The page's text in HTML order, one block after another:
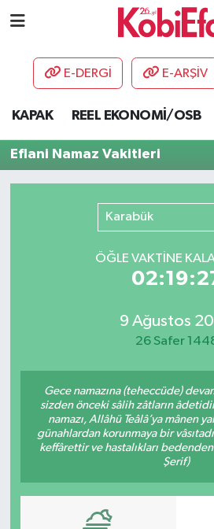
E-DERGİ E-ARŞİV
KAPAK REEL EKONOMİ/OSB
Eflani Namaz Vakitleri
Karabük
ÖĞLE VAKTİNE
9 Ağustos
26 Safer
Gece namazına (teheccüde)
sizden önceki sâlih zâtların
namazı, Allâhü Teâlâ’ya mânen
günahlardan korunmaya bir
keffârettir ve hastalıkları bedenden
Şerif)
AKADEMİ
DESTEK-TEŞVİK
HABERLER
ŞİRKET PANO